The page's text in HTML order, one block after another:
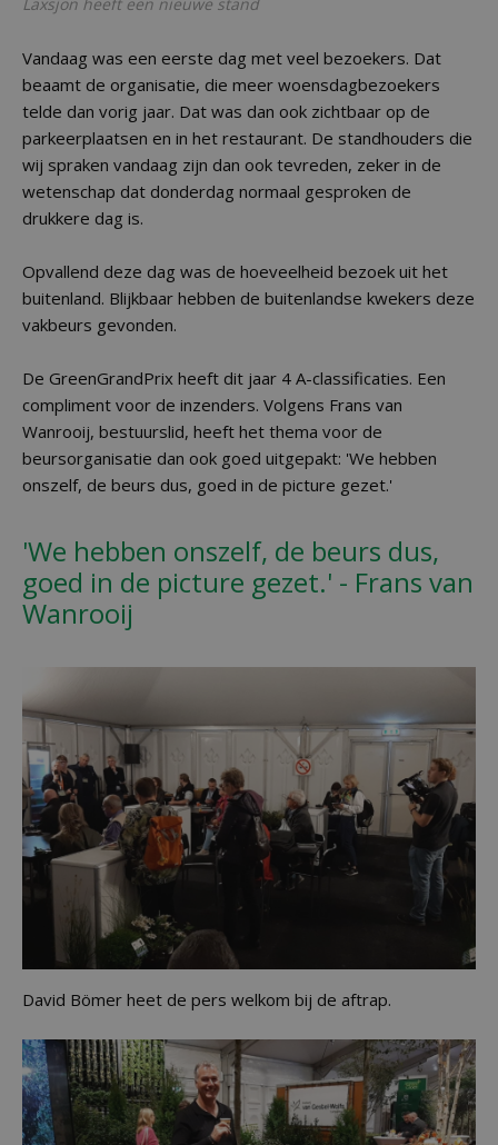
Vandaag was een eerste dag met veel bezoekers. Dat
beaamt de organisatie, die meer woensdagbezoekers
telde dan vorig jaar. Dat was dan ook zichtbaar op de
parkeerplaatsen en in het restaurant. De standhouders die
wij spraken vandaag zijn dan ook tevreden, zeker in de
wetenschap dat donderdag normaal gesproken de
drukkere dag is.
Opvallend deze dag was de hoeveelheid bezoek uit het
buitenland. Blijkbaar hebben de buitenlandse kwekers deze
vakbeurs gevonden.
De GreenGrandPrix heeft dit jaar 4 A-classificaties. Een
compliment voor de inzenders. Volgens Frans van
Wanrooij, bestuurslid, heeft het thema voor de
beursorganisatie dan ook goed uitgepakt: 'We hebben
onszelf, de beurs dus, goed in de picture gezet.'
'We hebben onszelf, de beurs dus,
goed in de picture gezet.' - Frans van
Wanrooij
David Bömer heet de pers welkom bij de aftrap.